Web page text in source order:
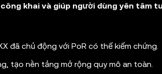
khai và giúp người dùng yên tâm
đã chủ động với PoR có thể kiểm chứng.
tạo nền tảng mở rộng quy mô an toàn.